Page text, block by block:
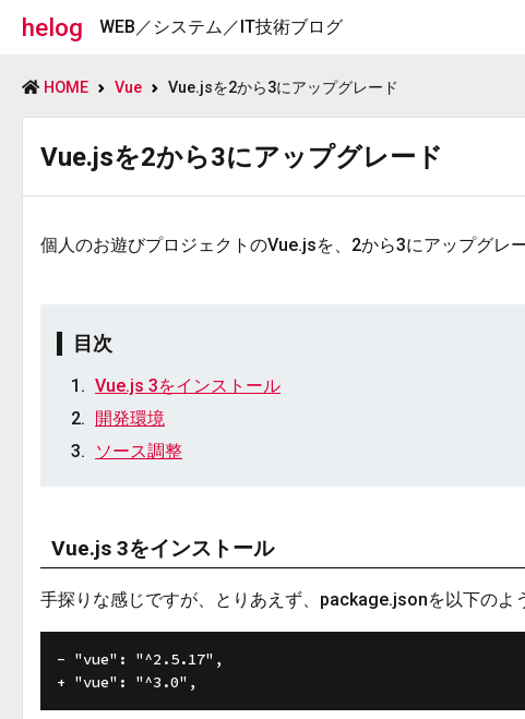
helog WEB／システム／IT技術ブログ
HOME Vue Vue.jsを2から3にアップグレード
Vue.jsを2から3にアップグレード
個人のお遊びプロジェクトのVue.jsを、2から3にアップグレ
目次
Vue.js 3をインストール
開発環境
ソース調整
Vue.js 3をインストール
手探りな感じですが、とりあえず、package.jsonを以下のよ
- "vue": "^2.5.17",